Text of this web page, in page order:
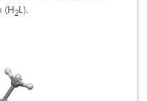
(H2L).